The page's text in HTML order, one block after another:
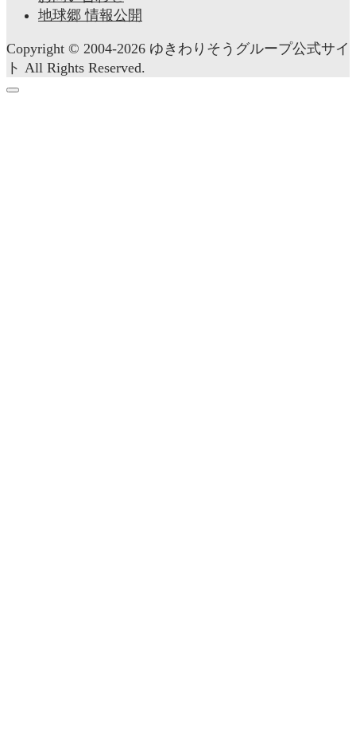
地球郷 情報公開
Copyright © 2004-2026 ゆきわりそうグループ公式サイ
ト All Rights Reserved.